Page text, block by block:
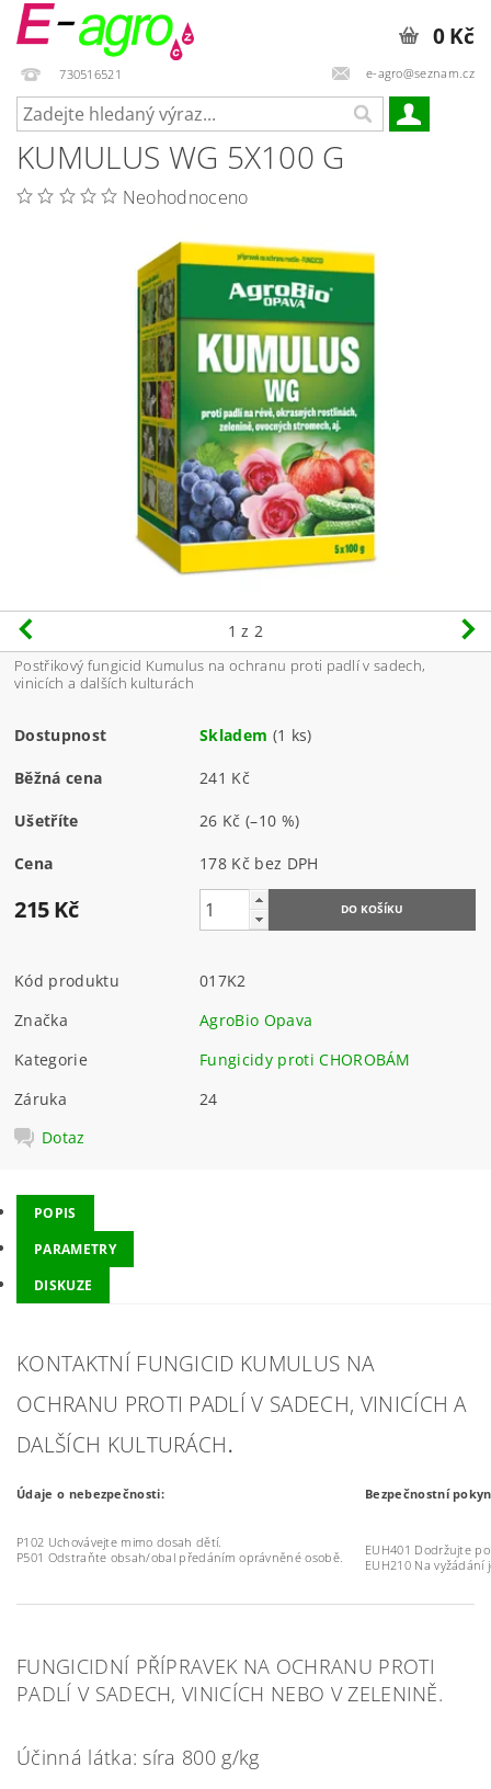
730516521 e-agro@seznam.cz
0 Kč
KUMULUS WG 5X100 G
Neohodnoceno
1 z 2
Postřikový fungicid Kumulus na ochranu proti padlí v sadech,
vinicích a dalších kulturách
Dostupnost Skladem (1 ks)
Běžná cena 241 Kč
Ušetříte 26 Kč(–10 %)
Cena 178 Kč bez DPH
215 Kč
Kód produktu
017K2
Značka
AgroBio Opava
Kategorie
Fungicidy proti CHOROBÁM
Záruka
24
Dotaz
POPIS
PARAMETRY
DISKUZE
KONTAKTNÍ FUNGICID KUMULUS NA
OCHRANU PROTI PADLÍ V SADECH, VINICÍCH A
DALŠÍCH KULTURÁCH.
Údaje o nebezpečnosti: Bezpečnostní
P102 Uchovávejte mimo dosah dětí.
P501 Odstraňte obsah/obal předáním oprávněné osobě.
EUH401 Dodržujte
EUH210 Na
FUNGICIDNÍ PŘÍPRAVEK NA OCHRANU PROTI
PADLÍ V SADECH, VINICÍCH NEBO V ZELENINĚ.
Účinná látka: síra 800 g/kg